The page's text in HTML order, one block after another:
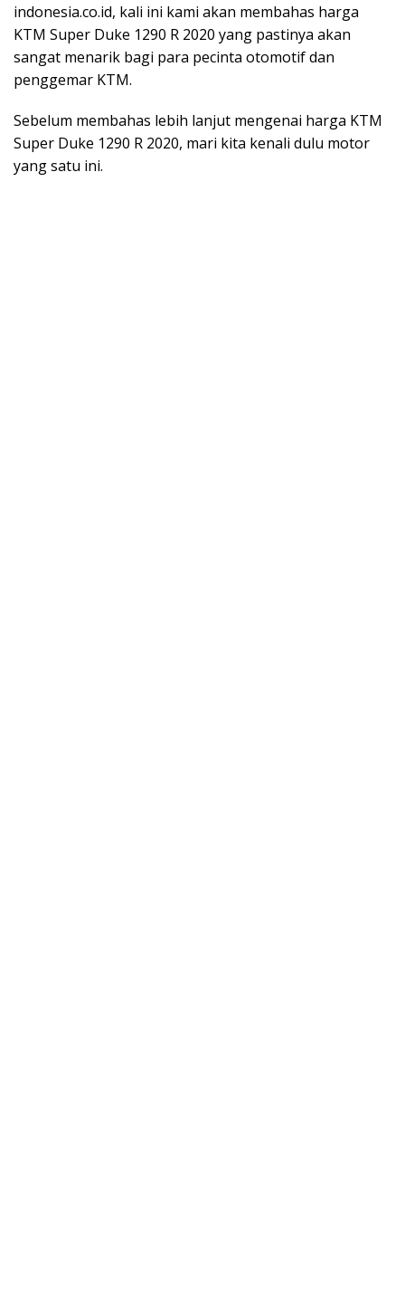
indonesia.co.id, kali ini kami akan membahas harga
KTM Super Duke 1290 R 2020 yang pastinya akan
sangat menarik bagi para pecinta otomotif dan
penggemar KTM.
Sebelum membahas lebih lanjut mengenai harga KTM
Super Duke 1290 R 2020, mari kita kenali dulu motor
yang satu ini.